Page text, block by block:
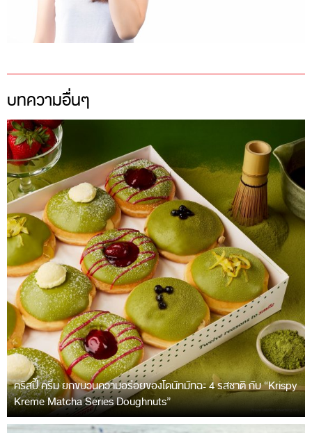
บทความอื่นๆ
คริสปี้ ครีม ยกขบวนความอร่อยของโดนัทมัทฉะ 4 รสชาติ กับ “Krispy
Kreme Matcha Series Doughnuts”